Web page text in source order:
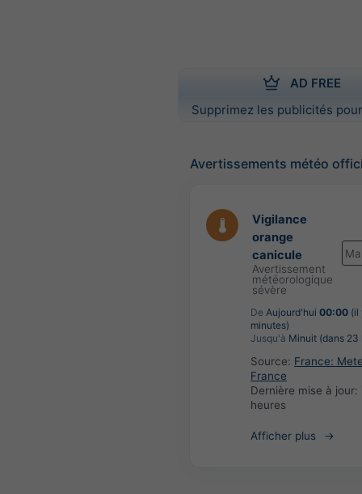
AD FREE
Supprimez les publicités
Avertissements météo
Vigilance
orange
canicule
Avertissement
météorologique
sévère
De Aujourd'hui 00:00 (il
minutes)
Jusqu'à Minuit (dans 23
Source: France:
France
Dernière mise à jour:
heures
Afficher plus